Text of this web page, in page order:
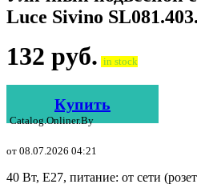
Luce Sivino
132 руб. in stock
Купить
Catalog.onliner.by
от 08.07.2026 04:21
40 Вт, E27, питание: от сети